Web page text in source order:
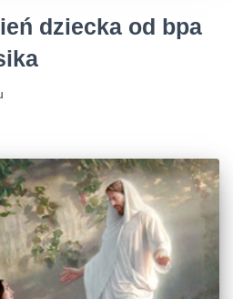
dziecka od bpa